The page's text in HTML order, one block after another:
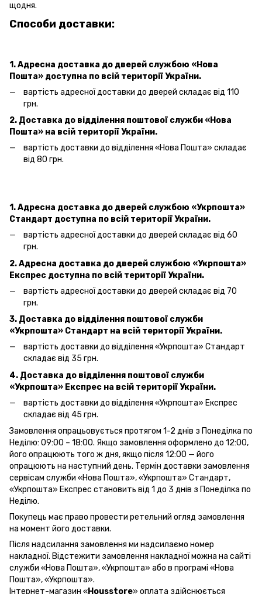
щодня.
Способи доставки:
1. Адресна доставка до дверей службою «Нова
Пошта» доступна по всій території України.
вартість адресної доставки до дверей складає від 110
грн.
2. Доставка до відділення поштової служби «Нова
Пошта» на всій території України.
вартість доставки до відділення «Нова Пошта» складає
від 80 грн.
1. Адресна доставка до дверей службою «Укрпошта»
Стандарт доступна по всій території України.
вартість адресної доставки до дверей складає від 60
грн.
2. Адресна доставка до дверей службою «Укрпошта»
Експрес доступна по всій території України.
вартість адресної доставки до дверей складає від 70
грн.
3. Доставка до відділення поштової служби
«Укрпошта» Стандарт на всій території України.
вартість доставки до відділення «Укрпошта» Стандарт
складає від 35 грн.
4. Доставка до відділення поштової служби
«Укрпошта» Експрес на всій території України.
вартість доставки до відділення «Укрпошта» Експрес
складає від 45 грн.
Замовлення опрацьовується протягом 1-2 днів з Понеділка по
Неділю: 09:00 – 18:00. Якщо замовлення оформлено до 12:00,
його опрацюють того ж дня, якщо після 12:00 — його
опрацюють на наступний день. Термін доставки замовлення
сервісам служби «Нова Пошта», «Укрпошта» Стандарт,
«Укрпошта» Експрес становить від 1 до 3 днів з Понеділка по
Неділю.
Покупець має право провести ретельний огляд замовлення
на момент його доставки.
Після надсилання замовлення ми надсилаємо номер
накладної. Відстежити замовлення накладної можна на сайті
служби «Нова Пошта», «Укрпошта» або в програмі «Нова
Пошта», «Укрпошта».
Інтернет-магазин «Housstore» оплата здійснюється